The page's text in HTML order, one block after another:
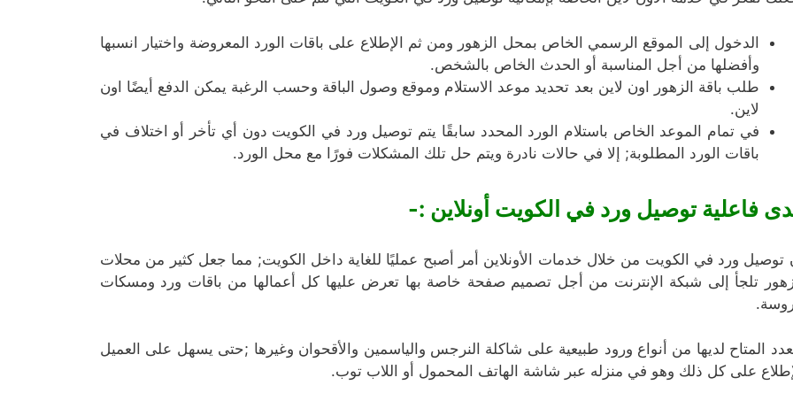
الدخول إلى الموقع الرسمي الخاص بمحل الزهور ومن ثم الإطلاع على باقات الورد المعروضة واختيار انسبها
وأفضلها من أجل المناسبة أو الحدث الخاص بالشخص.
طلب باقة الزهور اون لاين بعد تحديد موعد الاستلام وموقع وصول الباقة وحسب الرغبة يمكن الدفع أيضًا اون
لاين.
في تمام الموعد الخاص باستلام الورد المحدد سابقًا يتم توصيل ورد في الكويت دون أي تأخر أو اختلاف في
باقات الورد المطلوبة; إلا في حالات نادرة ويتم حل تلك المشكلات فورًا مع محل الورد.
فاعلية توصيل ورد في الكويت أونلاين :-
توصيل ورد في الكويت من خلال خدمات الأونلاين أمر أصبح عمليًا للغاية داخل الكويت; مما جعل كثير من محلات
تلجأ إلى شبكة الإنترنت من أجل تصميم صفحة خاصة بها تعرض عليها كل أعمالها من باقات ورد ومسكات
المتاح لديها من أنواع ورود طبيعية على شاكلة النرجس والياسمين والأقحوان وغيرها ;حتى يسهل على العميل
على كل ذلك وهو في منزله عبر شاشة الهاتف المحمول أو اللاب توب.